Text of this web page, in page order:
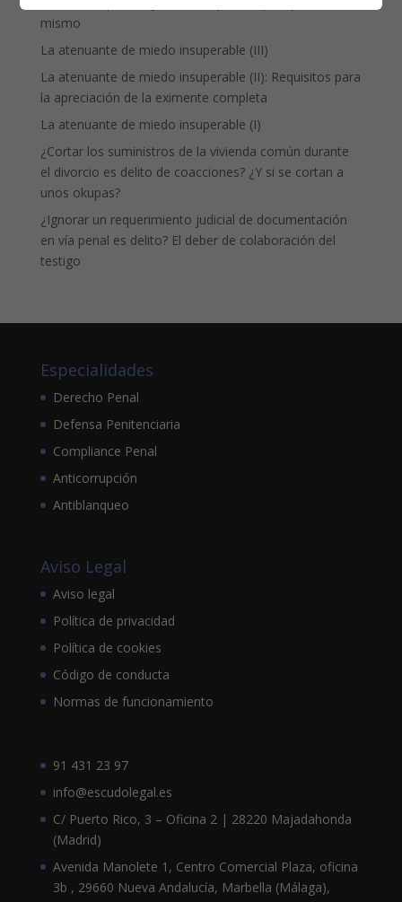
mismo
La atenuante de miedo insuperable (III)
La atenuante de miedo insuperable (II): Requisitos para
la apreciación de la eximente completa
La atenuante de miedo insuperable (I)
¿Cortar los suministros de la vivienda común durante
el divorcio es delito de coacciones? ¿Y si se cortan a
unos okupas?
¿Ignorar un requerimiento judicial de documentación
en vía penal es delito? El deber de colaboración del
testigo
Especialidades
Derecho Penal
Defensa Penitenciaria
Compliance Penal
Anticorrupción
Antiblanqueo
Aviso Legal
Aviso legal
Política de privacidad
Política de cookies
Código de conducta
Normas de funcionamiento
91 431 23 97
info@escudolegal.es
C/ Puerto Rico, 3 – Oficina 2 | 28220 Majadahonda
(Madrid)
Avenida Manolete 1, Centro Comercial Plaza, oficina
3b , 29660 Nueva Andalucía, Marbella (Málaga),